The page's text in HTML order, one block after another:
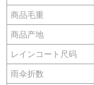
商品毛重
商品产地
レインコート尺码
雨伞折数